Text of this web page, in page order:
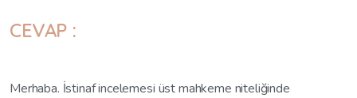
CEVAP :
Merhaba. İstinaf incelemesi üst mahkeme niteliğinde